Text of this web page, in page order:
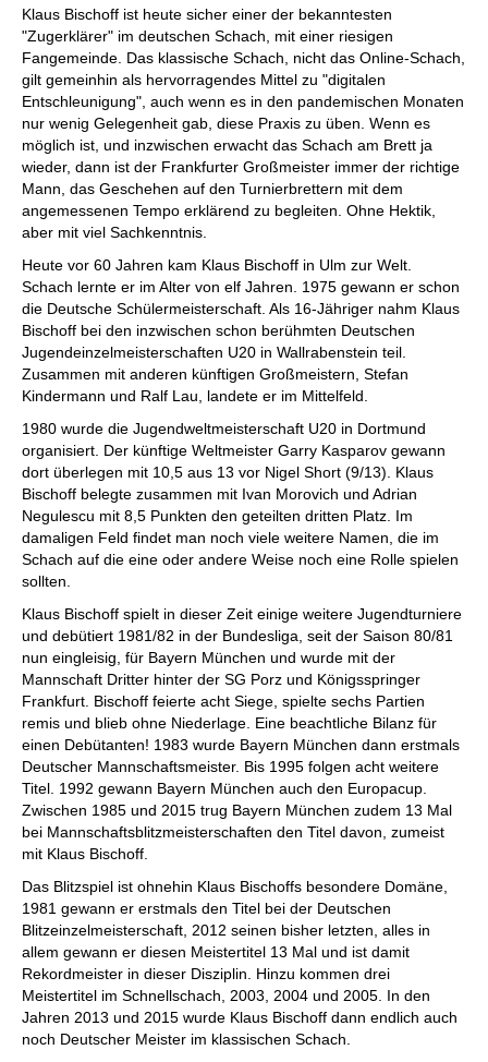
Klaus Bischoff ist heute sicher einer der bekanntesten
"Zugerklärer" im deutschen Schach, mit einer riesigen
Fangemeinde. Das klassische Schach, nicht das Online-Schach,
gilt gemeinhin als hervorragendes Mittel zu "digitalen
Entschleunigung", auch wenn es in den pandemischen Monaten
nur wenig Gelegenheit gab, diese Praxis zu üben. Wenn es
möglich ist, und inzwischen erwacht das Schach am Brett ja
wieder, dann ist der Frankfurter Großmeister immer der richtige
Mann, das Geschehen auf den Turnierbrettern mit dem
angemessenen Tempo erklärend zu begleiten. Ohne Hektik,
aber mit viel Sachkenntnis.
Heute vor 60 Jahren kam Klaus Bischoff in Ulm zur Welt.
Schach lernte er im Alter von elf Jahren. 1975 gewann er schon
die Deutsche Schülermeisterschaft. Als 16-Jähriger nahm Klaus
Bischoff bei den inzwischen schon berühmten Deutschen
Jugendeinzelmeisterschaften U20 in Wallrabenstein teil.
Zusammen mit anderen künftigen Großmeistern, Stefan
Kindermann und Ralf Lau, landete er im Mittelfeld.
1980 wurde die Jugendweltmeisterschaft U20 in Dortmund
organisiert. Der künftige Weltmeister Garry Kasparov gewann
dort überlegen mit 10,5 aus 13 vor Nigel Short (9/13). Klaus
Bischoff belegte zusammen mit Ivan Morovich und Adrian
Negulescu mit 8,5 Punkten den geteilten dritten Platz. Im
damaligen Feld findet man noch viele weitere Namen, die im
Schach auf die eine oder andere Weise noch eine Rolle spielen
sollten.
Klaus Bischoff spielt in dieser Zeit einige weitere Jugendturniere
und debütiert 1981/82 in der Bundesliga, seit der Saison 80/81
nun eingleisig, für Bayern München und wurde mit der
Mannschaft Dritter hinter der SG Porz und Königsspringer
Frankfurt. Bischoff feierte acht Siege, spielte sechs Partien
remis und blieb ohne Niederlage. Eine beachtliche Bilanz für
einen Debütanten! 1983 wurde Bayern München dann erstmals
Deutscher Mannschaftsmeister. Bis 1995 folgen acht weitere
Titel. 1992 gewann Bayern München auch den Europacup.
Zwischen 1985 und 2015 trug Bayern München zudem 13 Mal
bei Mannschaftsblitzmeisterschaften den Titel davon, zumeist
mit Klaus Bischoff.
Das Blitzspiel ist ohnehin Klaus Bischoffs besondere Domäne,
1981 gewann er erstmals den Titel bei der Deutschen
Blitzeinzelmeisterschaft, 2012 seinen bisher letzten, alles in
allem gewann er diesen Meistertitel 13 Mal und ist damit
Rekordmeister in dieser Disziplin. Hinzu kommen drei
Meistertitel im Schnellschach, 2003, 2004 und 2005. In den
Jahren 2013 und 2015 wurde Klaus Bischoff dann endlich auch
noch Deutscher Meister im klassischen Schach.